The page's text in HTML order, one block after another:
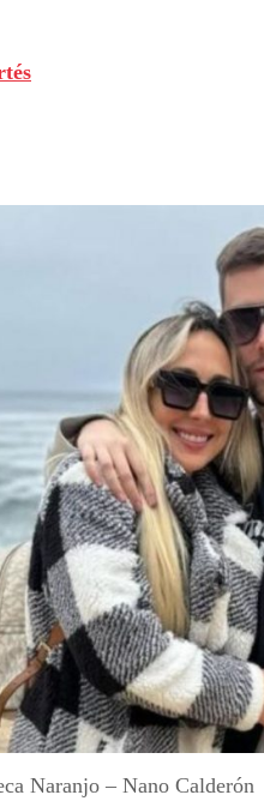
Naranjo – Nano Calderón